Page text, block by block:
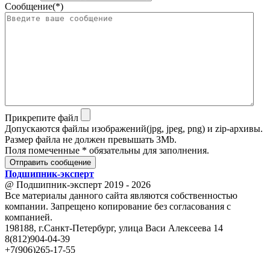
Сообщение(*)
Прикрепите файл
Допускаются файлы изображений(jpg, jpeg, png) и zip-архивы.
Размер файла не должен превышать 3Mb.
Поля помеченные * обязательны для заполнения.
Отправить сообщение
Подшипник-эксперт
@ Подшипник-эксперт 2019 - 2026
Все материалы данного сайта являются собственностью
компании. Запрещено копирование без согласования с
компанией.
198188, г.Санкт-Петербург, улица Васи Алексеева 14
8(812)904-04-39
+7(906)265-17-55